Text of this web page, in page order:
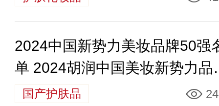
2024中国新势力美妆品牌50强
单 2024胡润中国美妆新势力品
TOP50
国产护肤品